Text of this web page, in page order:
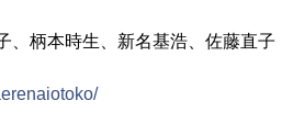
、柄本時生、新名基浩、佐藤直子